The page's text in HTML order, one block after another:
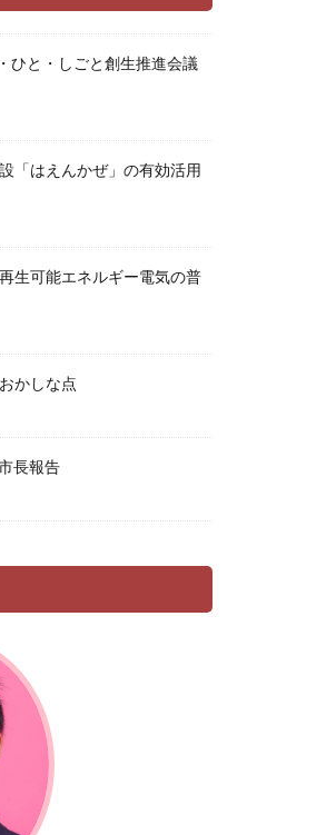
ひと・しごと創生推進会議
「はえんかぜ」の有効活用
生可能エネルギー電気の普
かしな点
長報告